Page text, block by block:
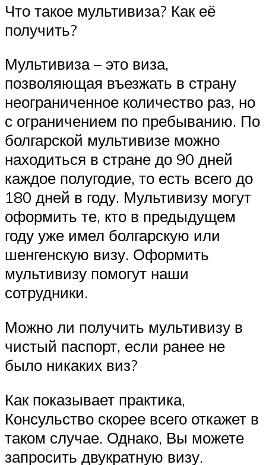
Что такое мультивиза? Как её
получить?
Мультивиза – это виза,
позволяющая въезжать в страну
неограниченное количество раз, но
с ограничением по пребыванию. По
болгарской мультивизе можно
находиться в стране до 90 дней
каждое полугодие, то есть всего до
180 дней в году. Мультивизу могут
оформить те, кто в предыдущем
году уже имел болгарскую или
шенгенскую визу. Оформить
мультивизу помогут наши
сотрудники.
Можно ли получить мультивизу в
чистый паспорт, если ранее не
было никаких виз?
Как показывает практика,
Консульство скорее всего откажет в
таком случае. Однако, Вы можете
запросить двукратную визу.